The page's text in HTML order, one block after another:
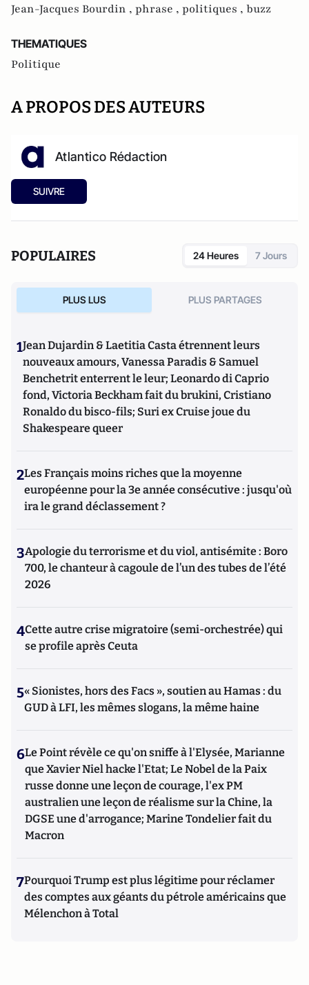
Jean-Jacques Bourdin , phrase , politiques , buzz
THEMATIQUES
Politique
A PROPOS DES AUTEURS
Atlantico Rédaction
SUIVRE
POPULAIRES 24 Heures 7 Jours
PLUS LUS PLUS PARTAGES
1Jean Dujardin & Laetitia Casta étrennent leurs
nouveaux amours, Vanessa Paradis & Samuel
Benchetrit enterrent le leur; Leonardo di Caprio
fond, Victoria Beckham fait du brukini, Cristiano
Ronaldo du bisco-fils; Suri ex Cruise joue du
Shakespeare queer
2Les Français moins riches que la moyenne
européenne pour la 3e année consécutive : jusqu'où
ira le grand déclassement ?
3Apologie du terrorisme et du viol, antisémite : Boro
700, le chanteur à cagoule de l’un des tubes de l’été
2026
4Cette autre crise migratoire (semi-orchestrée) qui
se profile après Ceuta
5« Sionistes, hors des Facs », soutien au Hamas : du
GUD à LFI, les mêmes slogans, la même haine
6Le Point révèle ce qu'on sniffe à l'Elysée, Marianne
que Xavier Niel hacke l'Etat; Le Nobel de la Paix
russe donne une leçon de courage, l'ex PM
australien une leçon de réalisme sur la Chine, la
DGSE une d'arrogance; Marine Tondelier fait du
Macron
7Pourquoi Trump est plus légitime pour réclamer
des comptes aux géants du pétrole américains que
Mélenchon à Total